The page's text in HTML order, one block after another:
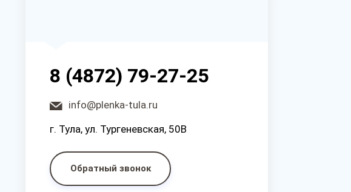
8 (4872) 79-27-25
info@plenka-tula.ru
г. Тула, ул. Тургеневская, 50В
Обратный звонок